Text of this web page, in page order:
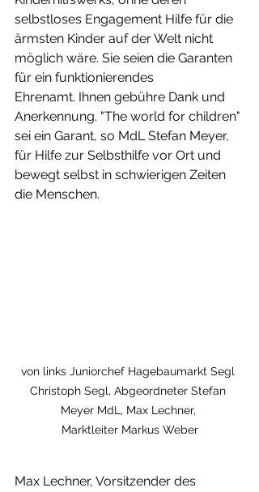
selbstloses Engagement Hilfe für die
ärmsten Kinder auf der Welt nicht
möglich wäre. Sie seien die Garanten
für ein funktionierendes
Ehrenamt. Ihnen gebühre Dank und
Anerkennung. "The world for children"
sei ein Garant, so MdL Stefan Meyer,
für Hilfe zur Selbsthilfe vor Ort und
bewegt selbst in schwierigen Zeiten
die Menschen.
von links Juniorchef Hagebaumarkt Segl
Christoph Segl, Abgeordneter Stefan
Meyer MdL, Max Lechner,
Marktleiter Markus Weber
Max Lechner, Vorsitzender des